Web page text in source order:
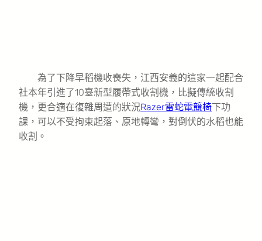
為了下降早稻機收喪失，江西安義的這家一起配合
社本年引進了10臺新型履帶式收割機，比擬傳統收割
機，更合適在復雜周遭的狀況Razer雷蛇電競椅下功
課，可以不受拘束起落、原地轉彎，對倒伏的水稻也能
收割。